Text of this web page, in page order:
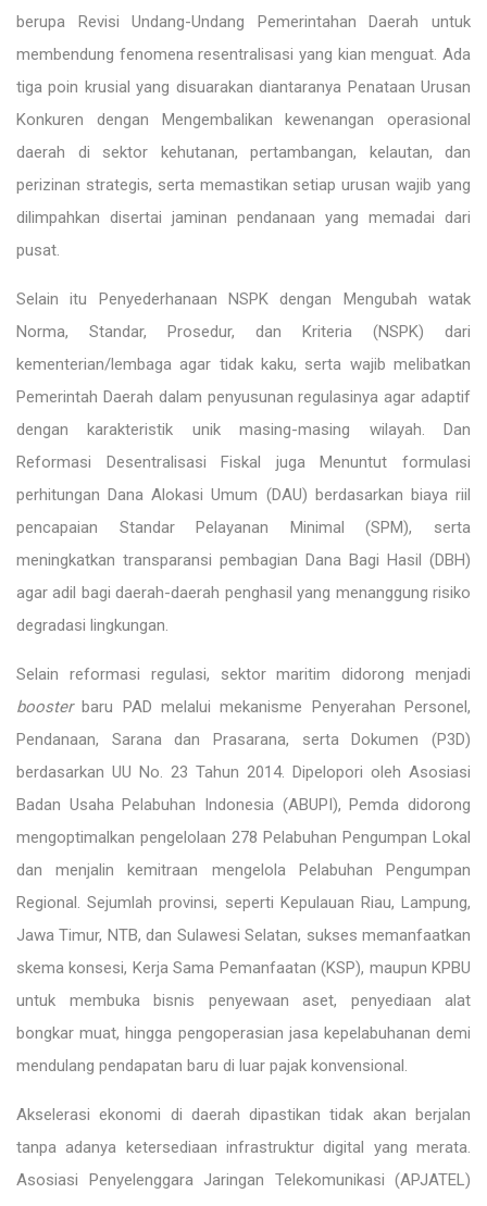
berupa Revisi Undang-Undang Pemerintahan Daerah untuk
membendung fenomena resentralisasi yang kian menguat. Ada
tiga poin krusial yang disuarakan diantaranya Penataan Urusan
Konkuren dengan Mengembalikan kewenangan operasional
daerah di sektor kehutanan, pertambangan, kelautan, dan
perizinan strategis, serta memastikan setiap urusan wajib yang
dilimpahkan disertai jaminan pendanaan yang memadai dari
pusat.
Selain itu Penyederhanaan NSPK dengan Mengubah watak
Norma, Standar, Prosedur, dan Kriteria (NSPK) dari
kementerian/lembaga agar tidak kaku, serta wajib melibatkan
Pemerintah Daerah dalam penyusunan regulasinya agar adaptif
dengan karakteristik unik masing-masing wilayah. Dan
Reformasi Desentralisasi Fiskal juga Menuntut formulasi
perhitungan Dana Alokasi Umum (DAU) berdasarkan biaya riil
pencapaian Standar Pelayanan Minimal (SPM), serta
meningkatkan transparansi pembagian Dana Bagi Hasil (DBH)
agar adil bagi daerah-daerah penghasil yang menanggung risiko
degradasi lingkungan.
Selain reformasi regulasi, sektor maritim didorong menjadi
boosterbaru PAD melalui mekanisme Penyerahan Personel,
Pendanaan, Sarana dan Prasarana, serta Dokumen (P3D)
berdasarkan UU No. 23 Tahun 2014. Dipelopori oleh Asosiasi
Badan Usaha Pelabuhan Indonesia (ABUPI), Pemda didorong
mengoptimalkan pengelolaan 278 Pelabuhan Pengumpan Lokal
dan menjalin kemitraan mengelola Pelabuhan Pengumpan
Regional. Sejumlah provinsi, seperti Kepulauan Riau, Lampung,
Jawa Timur, NTB, dan Sulawesi Selatan, sukses memanfaatkan
skema konsesi, Kerja Sama Pemanfaatan (KSP), maupun KPBU
untuk membuka bisnis penyewaan aset, penyediaan alat
bongkar muat, hingga pengoperasian jasa kepelabuhanan demi
mendulang pendapatan baru di luar pajak konvensional.
Akselerasi ekonomi di daerah dipastikan tidak akan berjalan
tanpa adanya ketersediaan infrastruktur digital yang merata.
Asosiasi Penyelenggara Jaringan Telekomunikasi (APJATEL)